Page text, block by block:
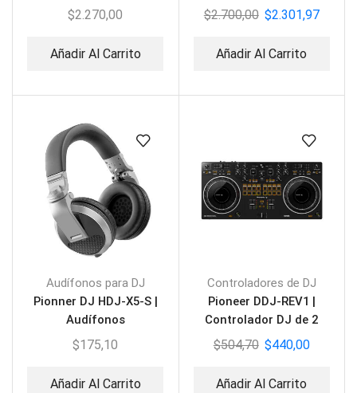
Canales
$2.270,00
Añadir Al Carrito
DJ 2 Canales
$2.700,00 $2.301,97
Añadir Al Carrito
Audífonos para DJ
Pionner DJ HDJ-X5-S |
Audífonos
circumaurales
$175,10
Añadir Al Carrito
Controladores de DJ
Pioneer DDJ-REV1 |
Controlador DJ de 2
canales estilo Scratch
$504,70 $440,00
Añadir Al Carrito